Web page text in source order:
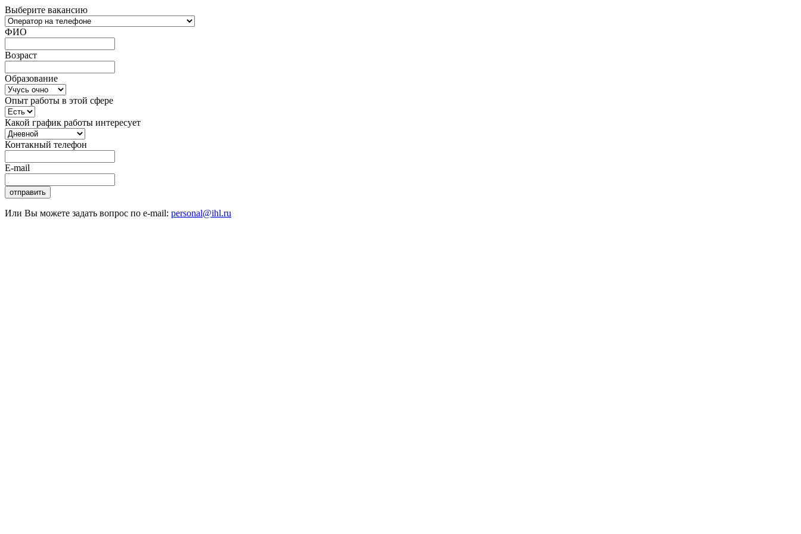
Выберите вакансию
ФИО
Возраст
Образование
Опыт работы в этой сфере
Какой график работы интересует
Контакный телефон
E-mail
отправить
Или Вы можете задать вопрос по e-mail: personal@ihl.ru